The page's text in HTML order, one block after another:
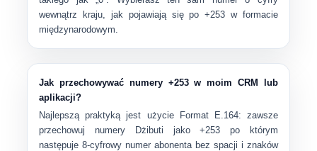
wewnątrz kraju, jak pojawiają się po+253 w formacie
międzynarodowym.
Jak przechowywać numery +253 w moim CRM lub
aplikacji?
Najlepszą praktyką jest użycie
Format E.164: zawsze
przechowuj numery Dżibuti jako+253 po którym
następuje 8-cyfrowy numer abonenta bez spacji i znaków